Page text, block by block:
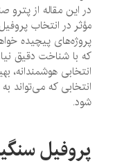
در این مقاله از پترو
مؤثر در انتخاب پروفیل
پروژه‌های پیچیده
که با شناخت دقیق
انتخابی هوشمندانه،
انتخابی که می‌تواند به
پروفیل